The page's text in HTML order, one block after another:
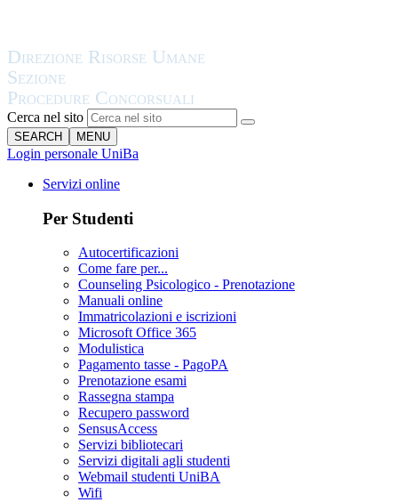
Cerca nel sito
SEARCH MENU
Login personale UniBa
Servizi online
Per Studenti
Autocertificazioni
Come fare per...
Counseling Psicologico - Prenotazione
Manuali online
Immatricolazioni e iscrizioni
Microsoft Office 365
Modulistica
Pagamento tasse - PagoPA
Prenotazione esami
Rassegna stampa
Recupero password
SensusAccess
Servizi bibliotecari
Servizi digitali agli studenti
Webmail studenti UniBA
Wifi